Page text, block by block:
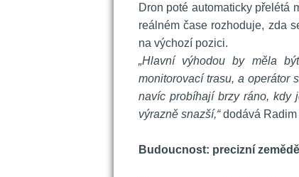
Dron poté automaticky přelétá
reálném čase rozhoduje, zda
na výchozí pozici.
„Hlavní výhodou by měla
monitorovací trasu, a operátor
navíc probíhají brzy ráno, kdy
výrazně snazší,“ dodává Radim
Budoucnost: precizní